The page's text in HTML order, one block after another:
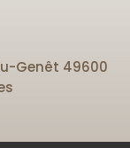
Genêt 49600